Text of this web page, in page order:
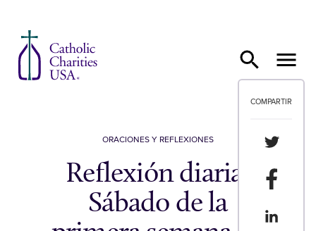
COMPARTIR
ORACIONES Y REFLEXIONES
Reflexión diaria:
Sábado de la